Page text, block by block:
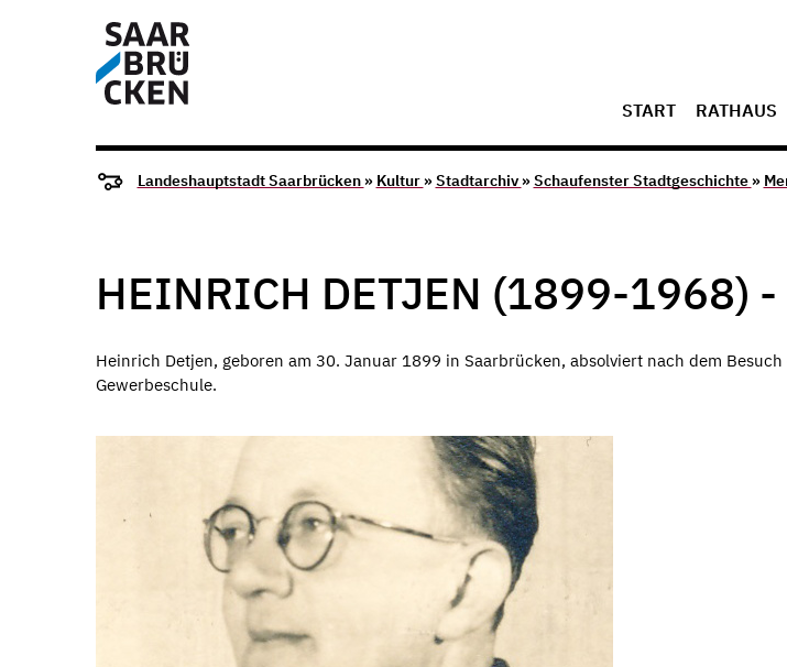
START RATHAUS
Landeshauptstadt Saarbrücken » Kultur »Stadtarchiv »Schaufenster Stadtgeschichte »
HEINRICH DETJEN (1899-1968) -
Heinrich Detjen, geboren am 30. Januar 1899 in Saarbrücken, absolviert nach dem
Gewerbeschule.